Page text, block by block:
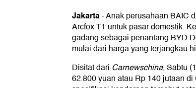
Jakarta-Anak perusahaan BAIC
Arcfox T1 untuk pasar domestik.
gadang sebagai penantang BYD
mulai dari harga yang terjangkau
Disitat dari Carnewschina, Sabtu
62.800 yuan atau Rp 140 jutaan